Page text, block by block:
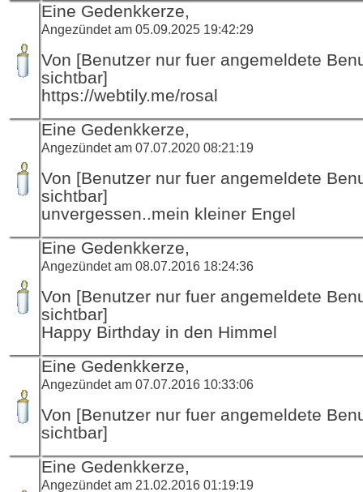
Eine Gedenkkerze,
Angezündet am 05.09.2025 19:42:29
Von [Benutzer nur fuer angemeldete
sichtbar]
https://webtily.me/rosal
Eine Gedenkkerze,
Angezündet am 07.07.2020 08:21:19
Von [Benutzer nur fuer angemeldete
sichtbar]
unvergessen..mein kleiner Engel
Eine Gedenkkerze,
Angezündet am 08.07.2016 18:24:36
Von [Benutzer nur fuer angemeldete
sichtbar]
Happy Birthday in den Himmel
Eine Gedenkkerze,
Angezündet am 07.07.2016 10:33:06
Von [Benutzer nur fuer angemeldete
sichtbar]
Eine Gedenkkerze,
Angezündet am 21.02.2016 01:19:19